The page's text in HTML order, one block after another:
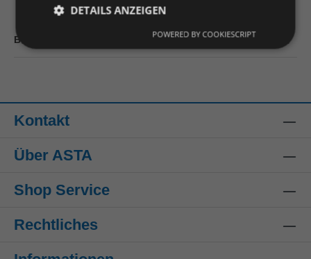
Bewertungen
Kontakt
Über ASTA
Shop Service
Rechtliches
DETAILS ANZEIGEN
POWERED BY COOKIESCRIPT